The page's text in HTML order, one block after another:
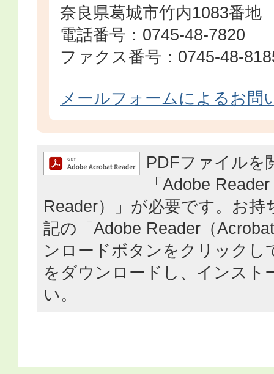
奈良県葛城市竹内1083番地
電話番号：0745-48-7820
ファクス番号：0745-48-
メールフォームによるお問
PDFファイルを
「Adobe
Reader）」が必要です。お持
記の「Adobe Reader（
ンロードボタンをクリックし
をダウンロードし、インスト
い。